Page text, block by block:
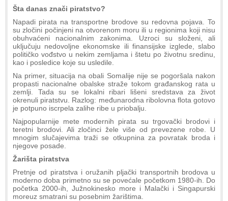
Šta danas znači piratstvo?
Napadi pirata na transportne brodove su redovna pojava. To
su zločini počinjeni na otvorenom moru ili u regionima koji nisu
obuhvaćeni nacionalnim zakonima. Uzroci su složeni, ali
uključuju nedovoljne ekonomske ili finansijske izglede, slabo
političko vođstvo u nekim zemljama i štetu po životnu sredinu,
kao i posledice koje su usledile.
Na primer, situacija na obali Somalije nije se pogoršala nakon
propasti nacionalne obalske straže tokom građanskog rata u
zemlji. Tada su se lokalni ribari lišeni sredstava za život
okrenuli piratstvu. Razlog: međunarodna ribolovna flota gotovo
je potpuno iscrpela zalihe ribe u priobalju.
Najpopularnije mete modernih pirata su trgovački brodovi i
teretni brodovi. Ali zločinci žele više od prevezene robe. U
mnogim slučajevima traži se otkupnina za povratak broda i
njegove posade.
Žarišta piratstva
Pretnje od piratstva i oružanih pljački transportnih brodova u
moderno doba primetno su se povećale početkom 1980-ih. Do
početka 2000-ih, Južnokinesko more i Malački i Singapurski
moreuz smatrani su posebnim žarištima.